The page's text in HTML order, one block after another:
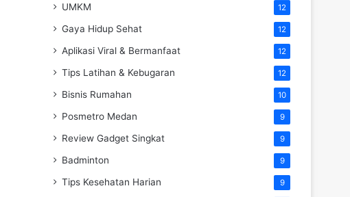
UMKM 12
Gaya Hidup Sehat 12
Aplikasi Viral & Bermanfaat 12
Tips Latihan & Kebugaran 12
Bisnis Rumahan 10
Posmetro Medan 9
Review Gadget Singkat 9
Badminton 9
Tips Kesehatan Harian 9